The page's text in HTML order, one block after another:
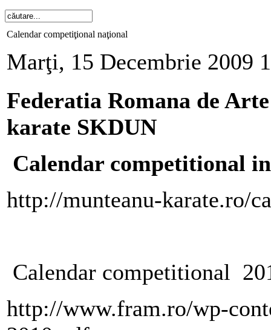
Calendar competiţional naţional
Marţi, 15 Decembrie 2009
Federatia Romana de
karate SKDUN
Calendar competitional
http://munteanu-karate.ro/
Calendar competitional
http://www.fram.ro/wp-